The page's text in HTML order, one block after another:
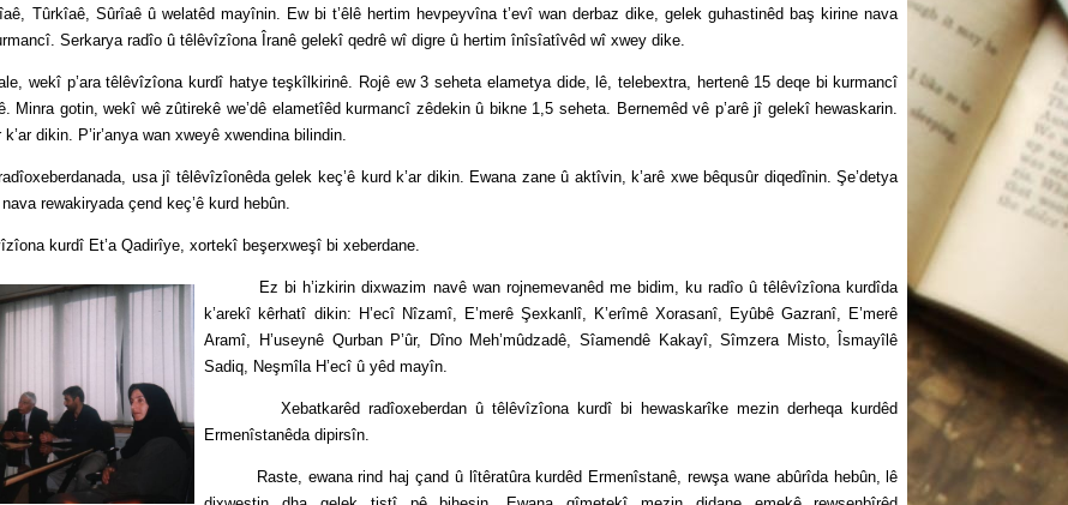
Tûrkîaê, Sûrîaê û welatêd mayînin. Ew bi t’êlê hertim hevpeyvîna t’evî wan derbaz dike, gelek guhastinêd baş kirine nava
Serkarya radîo û têlêvîzîona Îranê gelekî qedrê wî digre û hertim înîsîatîvêd wî xwey dike.
p’ara têlêvîzîona kurdî hatye teşkîlkirinê. Rojê ew 3 seheta elametya dide, lê, telebextra, hertenê 15 deqe bi kurmancî
Minra gotin, wekî wê zûtirekê we’dê elametîêd kurmancî zêdekin û bikne 1,5 seheta. Bernemêd vê p’arê jî gelekî hewaskarin.
dikin. P’ir’anya wan xweyê xwendina bilindin.
usa jî têlêvîzîonêda gelek keç’ê kurd k’ar dikin. Ewana zane û aktîvin, k’arê xwe bêqusûr diqedînin. Şe’detya
rewakiryada çend keç’ê kurd hebûn.
kurdî Et’a Qadirîye, xortekî beşerxweşî bi xeberdane.
Ez bi h’izkirin dixwazim navê wan rojnemevanêd me bidim, ku radîo û têlêvîzîona kurdîda
k’arekî kêrhatî dikin: H’ecî Nîzamî, E’merê Şexkanlî, K’erîmê Xorasanî, Eyûbê Gazranî, E’merê
Aramî, H’useynê Qurban P’ûr, Dîno Meh’mûdzadê, Sîamendê Kakayî, Sîmzera Misto, Îsmayîlê
Sadiq, Neşmîla H’ecî û yêd mayîn.
Xebatkarêd radîoxeberdan û têlêvîzîona kurdî bi hewaskarîke mezin derheqa kurdêd
Ermenîstanêda dipirsîn.
Raste, ewana rind haj çand û lîtêratûra kurdêd Ermenîstanê, rewşa wane abûrîda hebûn, lê